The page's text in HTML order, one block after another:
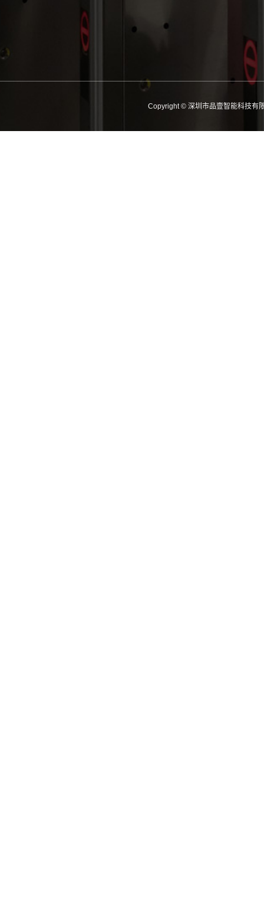
Copyright © 深圳市品壹智能科技有